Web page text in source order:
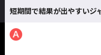
短期間で結果が出やすいジ